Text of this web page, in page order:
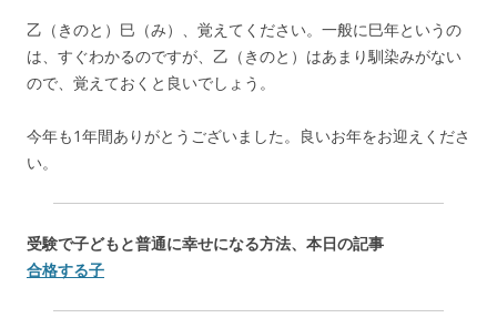
乙（きのと）巳（み）、覚えてください。一般に巳年というの
は、すぐわかるのですが、乙（きのと）はあまり馴染みがない
ので、覚えておくと良いでしょう。
今年も1年間ありがとうございました。良いお年をお迎えくださ
い。
受験で子どもと普通に幸せになる方法、本日の記事
合格する子